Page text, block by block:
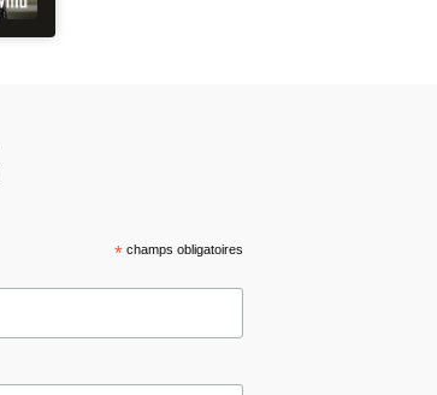
*champs obligatoires